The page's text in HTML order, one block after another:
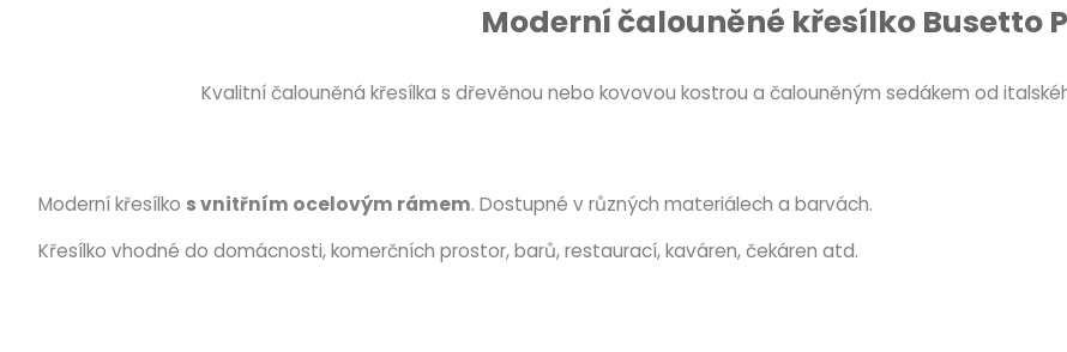
Moderní čalouněné křesílko Busetto
Kvalitní čalouněná křesílka s dřevěnou nebo kovovou kostrou a čalouněným sedákem od
Moderní křesílko s vnitřním ocelovým rámem. Dostupné v různých materiálech a barvách.
Křesílko vhodné do domácnosti, komerčních prostor, barů, restaurací, kaváren, čekáren atd.